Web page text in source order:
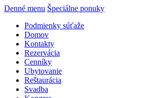
Denné menu Špeciálne ponuky
Podmienky súťaže
Domov
Kontakty
Rezervácia
Cenníky
Ubytovanie
Reštaurácia
Svadba